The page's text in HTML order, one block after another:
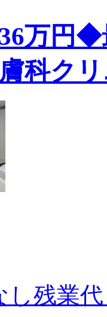
36万円
科ク
し残業